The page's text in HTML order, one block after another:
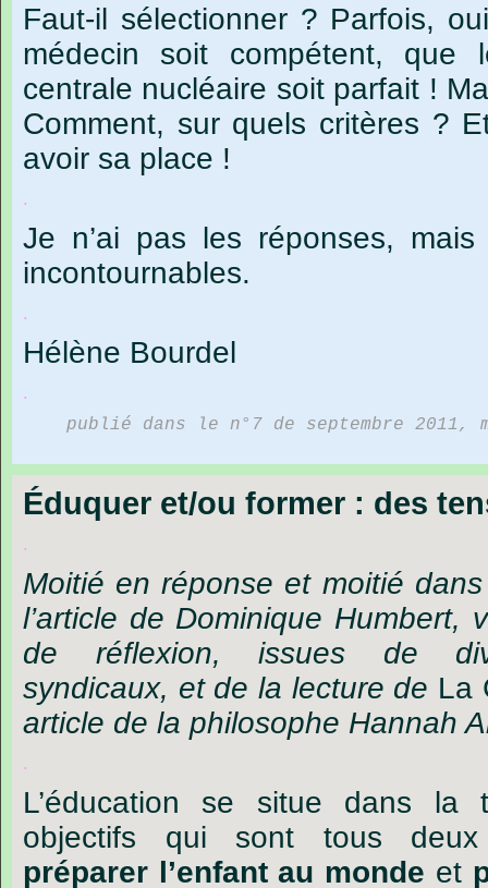
Faut-il sélectionner ? Parfois,
médecin soit compétent, que
centrale nucléaire soit parfait !
Comment, sur quels critères ?
avoir sa place !
.
Je n’ai pas les réponses,
incontournables.
.
Hélène Bourdel
.
publié dans le n°7 de septembre
Éduquer et/ou former : des
.
Moitié en réponse et moitié dans
l’article de Dominique Humbert,
de
réflexion, issues de
syndicaux, et de la lecture de La
article de la philosophe Hannah
.
L’éducation se situe dans la
objectifs
qui sont tous
deux
préparer l’enfant au monde et